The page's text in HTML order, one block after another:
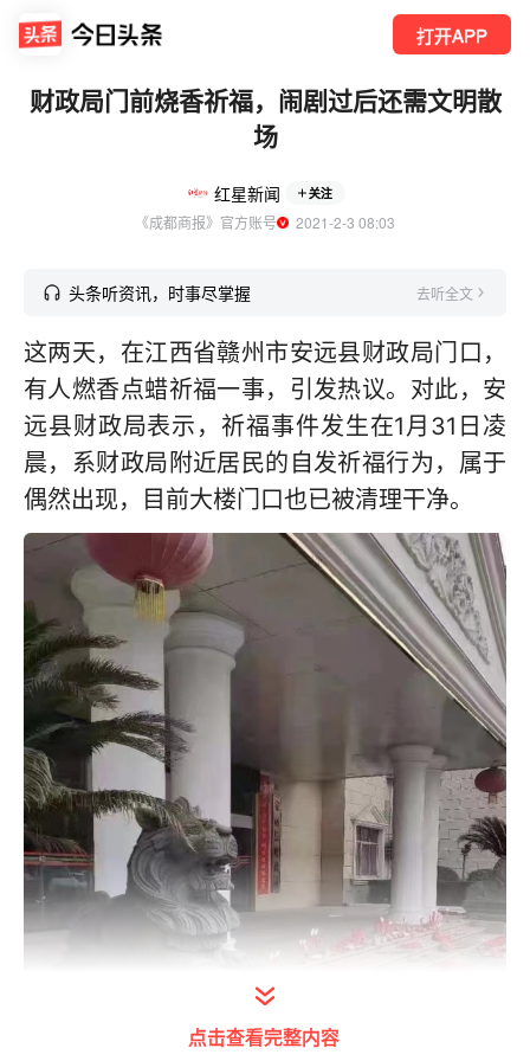
打开APP
财政局门前烧香祈福，闹剧过后还需文明散
场
红星新闻 关注
《成都商报》官方账号
  2021-2-3 08:03
头条听资讯，时事尽掌握 去听全文
这两天，在江西省赣州市安远县财政局门口，
有人燃香点蜡祈福一事，引发热议。对此，安
远县财政局表示，祈福事件发生在1月31日凌
晨，系财政局附近居民的自发祈福行为，属于
偶然出现，目前大楼门口也已被清理干净。
点击查看完整内容